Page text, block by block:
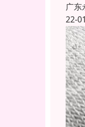
广东
22-